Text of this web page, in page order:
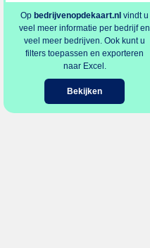
Op bedrijvenopdekaart.nl vindt u
veel meer informatie per bedrijf en
veel meer bedrijven. Ook kunt u
filters toepassen en exporteren
naar Excel.
Bekijken